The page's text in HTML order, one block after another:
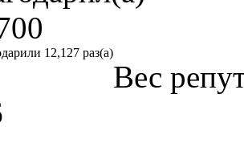
12,127 раз(а)
Вес